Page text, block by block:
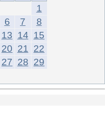
1
6 7
8
13 14 15
20 21 22
27 28 29